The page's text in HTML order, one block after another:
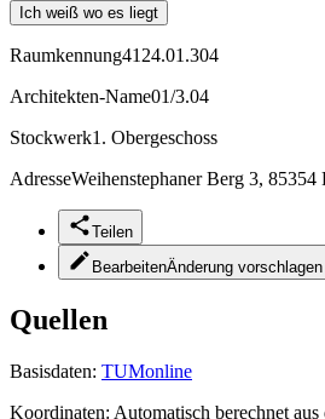
Ich weiß wo es liegt
Raumkennung4124.01.304
Architekten-Name01/3.04
Stockwerk1. Obergeschoss
AdresseWeihenstephaner Berg 3, 85354
Teilen
BearbeitenÄnderung vorschlagen
Quellen
Basisdaten: TUMonline
Koordinaten: Automatisch berechnet